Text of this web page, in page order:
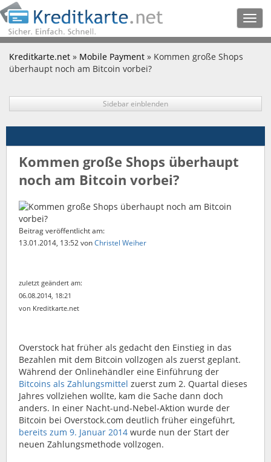
Kreditkarte.net » Mobile Payment » Kommen große Shops
überhaupt noch am Bitcoin vorbei?
Sidebar einblenden
Kommen große Shops überhaupt
noch am Bitcoin vorbei?
Beitrag veröffentlicht am:
13.01.2014, 13:52vonChristel Weiher
zuletzt geändert am:
06.08.2014, 18:21
von Kreditkarte.net
Overstock hat früher als gedacht den Einstieg in das
Bezahlen mit dem Bitcoin vollzogen als zuerst geplant.
Während der Onlinehändler eine Einführung der
Bitcoins als Zahlungsmittel zuerst zum 2. Quartal dieses
Jahres vollziehen wollte, kam die Sache dann doch
anders. In einer Nacht-und-Nebel-Aktion wurde der
Bitcoin bei Overstock.com deutlich früher eingeführt,
bereits zum 9. Januar 2014 wurde nun der Start der
neuen Zahlungsmethode vollzogen.